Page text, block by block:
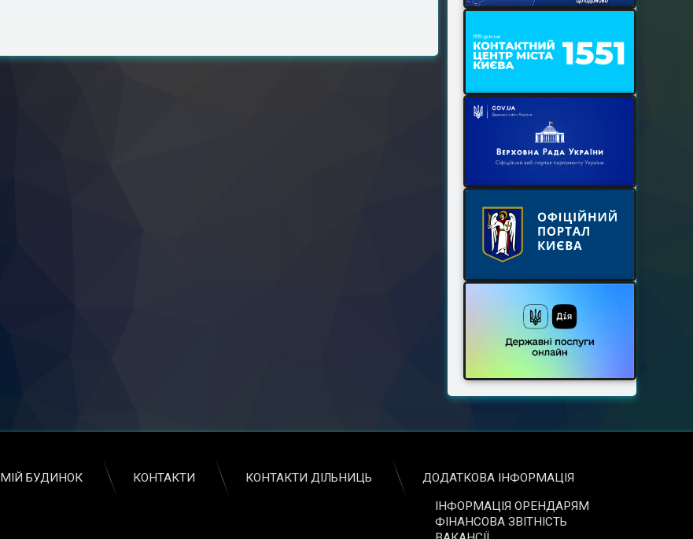
МІЙ БУДИНОК КОНТАКТИ КОНТАКТИ ДІЛЬНИЦЬ
ДОДАТКОВА ІНФОРМАЦІЯ
ІНФОРМАЦІЯ ОРЕНДАРЯМ
ФІНАНСОВА ЗВІТНІСТЬ